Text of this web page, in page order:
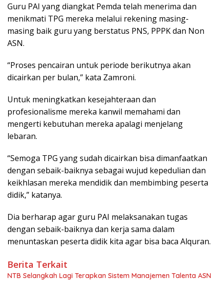
Guru PAI yang diangkat Pemda telah menerima dan
menikmati TPG mereka melalui rekening masing-
masing baik guru yang berstatus PNS, PPPK dan Non
ASN.
“Proses pencairan untuk periode berikutnya akan
dicairkan per bulan,” kata Zamroni.
Untuk meningkatkan kesejahteraan dan
profesionalisme mereka kanwil memahami dan
mengerti kebutuhan mereka apalagi menjelang
lebaran.
“Semoga TPG yang sudah dicairkan bisa dimanfaatkan
dengan sebaik-baiknya sebagai wujud kepedulian dan
keikhlasan mereka mendidik dan membimbing peserta
didik,” katanya.
Dia berharap agar guru PAI melaksanakan tugas
dengan sebaik-baiknya dan kerja sama dalam
menuntaskan peserta didik kita agar bisa baca Alquran.
Berita Terkait
NTB Selangkah Lagi Terapkan Sistem Manajemen Talenta ASN